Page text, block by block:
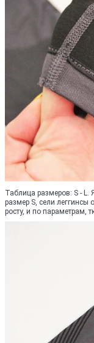
Таблица размеров: S - L.
размер S, сели леггинсы
росту, и по параметрам,